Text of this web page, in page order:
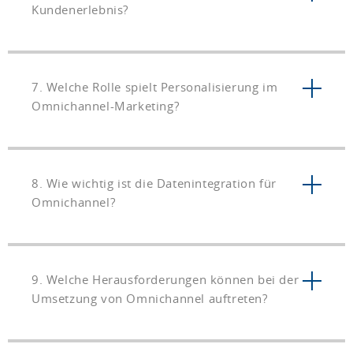
Kundenerlebnis?
7. Welche Rolle spielt Personalisierung im
Omnichannel-Marketing?
8. Wie wichtig ist die Datenintegration für
Omnichannel?
9. Welche Herausforderungen können bei der
Umsetzung von Omnichannel auftreten?